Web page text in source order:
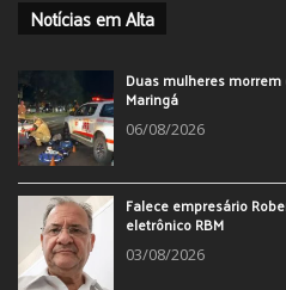
Notícias em Alta
Duas mulheres
Maringá
06/08/2026
Falece empresário
eletrônico RBM
03/08/2026